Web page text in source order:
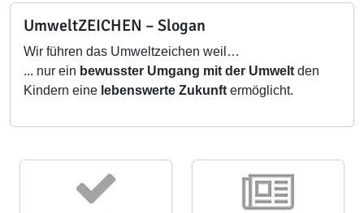
UmweltZEICHEN – Slogan
Wir führen das Umweltzeichen weil…
... nur ein bewusster Umgang mit der Umwelt den
Kindern eine lebenswerte Zukunft ermöglicht.